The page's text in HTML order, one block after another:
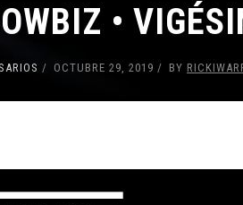
•
OCTUBRE 29, 2019 BY